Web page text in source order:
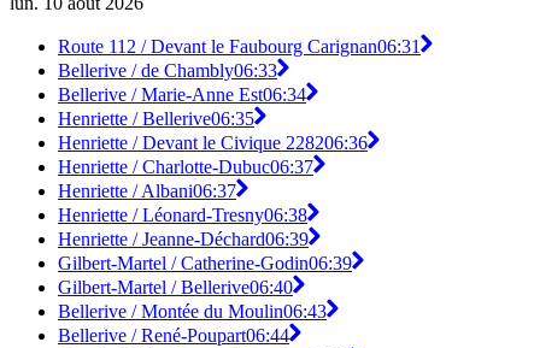
Route 112 / Devant le Faubourg Carignan06:31
Bellerive / de Chambly06:33
Bellerive / Marie-Anne Est06:34
Henriette / Bellerive06:35
Henriette / Devant le Civique 228206:36
Henriette / Charlotte-Dubuc06:37
Henriette / Albani06:37
Henriette / Léonard-Tresny06:38
Henriette / Jeanne-Déchard06:39
Gilbert-Martel / Catherine-Godin06:39
Gilbert-Martel / Bellerive06:40
Bellerive / Montée du Moulin06:43
Bellerive / René-Poupart06:44